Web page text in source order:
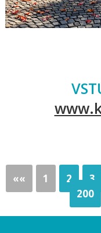
«« 1 2 3
200